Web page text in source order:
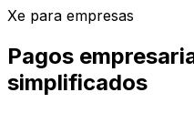
Xe para empresas
Pagos
simplificados